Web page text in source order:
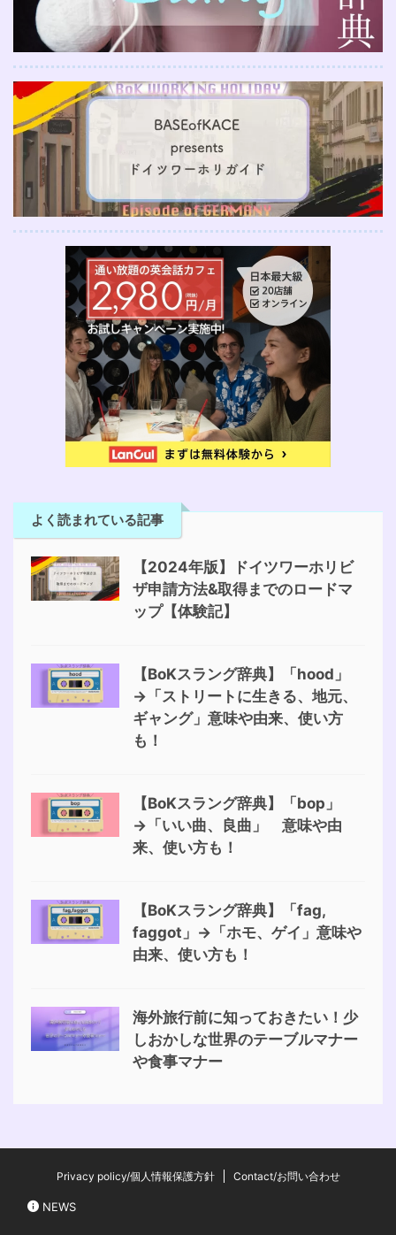
よく読まれている記事
【2024年版】ドイツワーホリビ
ザ申請方法&取得までのロードマ
ップ【体験記】
【BoKスラング辞典】「hood」
→「ストリートに生きる、地元、
ギャング」意味や由来、使い方
も！
【BoKスラング辞典】「bop」
→「いい曲、良曲」 意味や由
来、使い方も！
【BoKスラング辞典】「fag,
faggot」→「ホモ、ゲイ」意味や
由来、使い方も！
海外旅行前に知っておきたい！少
しおかしな世界のテーブルマナー
や食事マナー
Privacy policy/個人情報保護方針 Contact/お問い合わせ
NEWS